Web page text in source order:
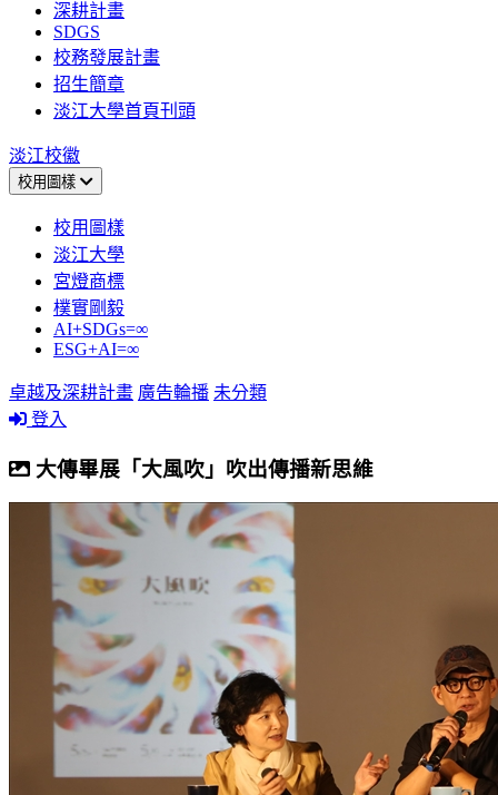
深耕計畫
SDGS
校務發展計畫
招生簡章
淡江大學首頁刊頭
淡江校徽
校用圖樣
校用圖樣
淡江大學
宮燈商標
樸實剛毅
AI+SDGs=∞
ESG+AI=∞
卓越及深耕計畫 廣告輪播 未分類
登入
大傳畢展「大風吹」吹出傳播新思維